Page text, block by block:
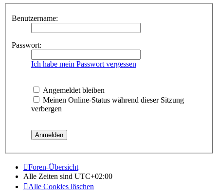
Benutzername:
Passwort:
Ich habe mein Passwort vergessen
Angemeldet bleiben
Meinen Online-Status während dieser Sitzung
verbergen
Foren-Übersicht
Alle Zeiten sind UTC+02:00
Alle Cookies löschen